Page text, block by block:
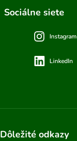
Sociálne siete
Instagram
LinkedIn
Dôležité odkazy